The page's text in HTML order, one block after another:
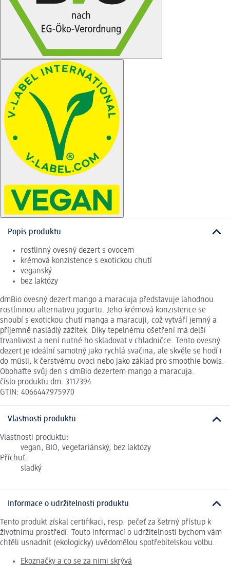
Popis produktu
rostlinný ovesný dezert s ovocem
krémová konzistence s exotickou chutí
veganský
bez laktózy
dmBio ovesný dezert mango a maracuja představuje lahodnou
rostlinnou alternativu jogurtu. Jeho krémová konzistence se
snoubí s exotickou chutí manga a maracuji, což vytváří jemný a
příjemně nasládlý zážitek. Díky tepelnému ošetření má delší
trvanlivost a není nutné ho skladovat v chladničce. Tento ovesný
dezert je ideální samotný jako rychlá svačina, ale skvěle se hodí i
do müsli, k čerstvému ovoci nebo jako základ pro smoothie bowls.
Obohaťte svůj den s dmBio dezertem mango a maracuja.
číslo produktu dm: 3117394
GTIN: 4066447975970
Vlastnosti produktu
Vlastnosti produktu:
vegan, BIO, vegetariánský, bez laktózy
Příchuť:
sladký
Informace o udržitelnosti produktu
Tento produkt získal certifikaci, resp. pečeť za šetrný přístup k
životnímu prostředí. Touto informací o udržitelnosti bychom vám
chtěli usnadnit (ekologicky) uvědomělou spotřebitelskou volbu.
Ekoznačky a co se za nimi skrývá